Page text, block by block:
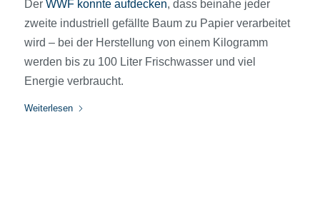
Der WWF konnte aufdecken, dass beinahe jeder
zweite industriell gefällte Baum zu Papier verarbeitet
wird – bei der Herstellung von einem Kilogramm
werden bis zu 100 Liter Frischwasser und viel
Energie verbraucht.
Weiterlesen